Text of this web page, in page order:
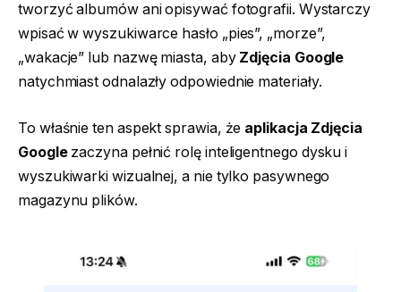
tworzyć albumów ani opisywać fotografii. Wystarczy
wpisać w wyszukiwarce hasło „pies”, „morze”,
„wakacje” lub nazwę miasta, aby Zdjęcia Google
natychmiast odnalazły odpowiednie materiały.
To właśnie ten aspekt sprawia, że aplikacja Zdjęcia
Googlezaczyna pełnić rolę inteligentnego dysku i
wyszukiwarki wizualnej, a nie tylko pasywnego
magazynu plików.